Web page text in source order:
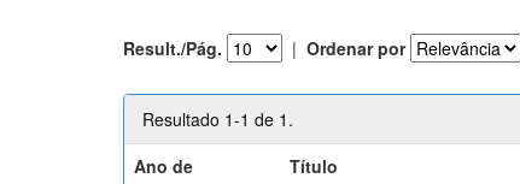
Result./Pág. | Ordenar por
Resultado 1-1 de 1.
Ano de
Título